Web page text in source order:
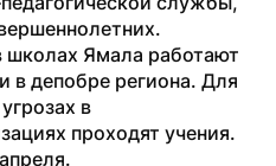
школах Ямала работают
в депобре региона. Для
в
проходят учения.